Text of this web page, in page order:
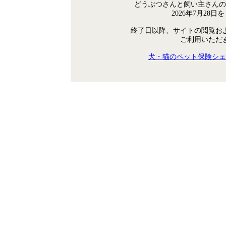
どうぶつさんと飼い主さん
2026年7月28日
終了日以降、サイトの閲覧お
ご利用いただ
犬・猫のペット保険シ